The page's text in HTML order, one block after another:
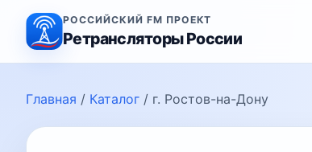
РОССИЙСКИЙ FM ПРОЕКТ
Ретрансляторы России
Главная / Каталог / г. Ростов-на-Дону